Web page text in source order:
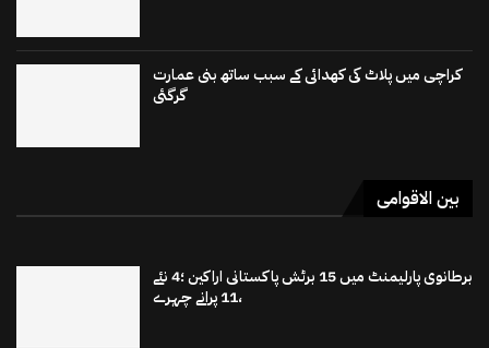
کراچی میں پلاٹ کی کھدائی کے سبب ساتھ بنی عمارت
گرگئی
بین الاقوامی
برطانوی پارلیمنٹ میں 15 برٹش پاکستانی اراکین ؛4 نئے
،11 پرانے چہرے